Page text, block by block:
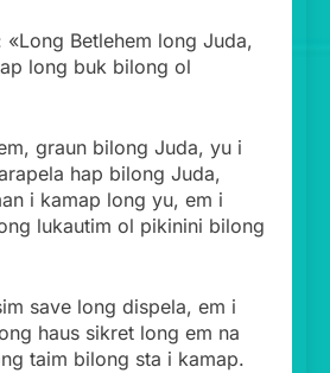
Betlehem long Juda,
long buk bilong ol
graun bilong Juda, yu i
hap bilong Juda,
i kamap long yu, em i
lukautim ol pikinini bilong
save long dispela, em i
haus sikret long em na
taim bilong sta i kamap.